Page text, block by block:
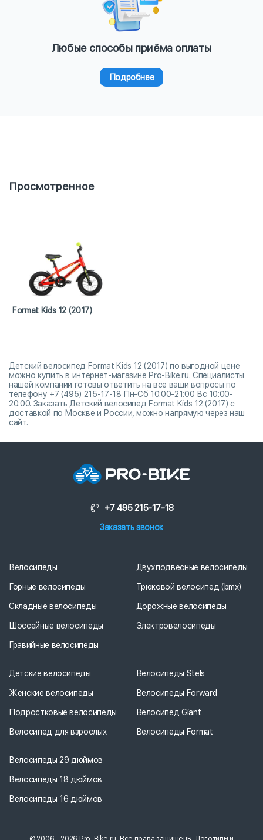
Любые способы приёма оплаты
Подробнее
Просмотренное
Format Kids 12 (2017)
Детский велосипед Format Kids 12 (2017) по выгодной цене
можно купить в интернет-магазине Pro-Bike.ru. Специалисты
нашей компании готовы ответить на все ваши вопросы по
телефону +7 (495) 215-17-18 Пн-Сб 10:00-21:00 Вс 10:00-
20:00. Заказать Детский велосипед Format Kids 12 (2017) с
доставкой по Москве и России, можно напрямую через наш
сайт.
+7 495 215-17-18
Заказать звонок
Велосипеды
Горные велосипеды
Складные велосипеды
Шоссейные велосипеды
Гравийные велосипеды
Двухподвесные велосипеды
Трюковой велосипед (bmx)
Дорожные велосипеды
Электровелосипеды
Детские велосипеды
Женские велосипеды
Подростковые велосипеды
Велосипед для взрослых
Велосипеды Stels
Велосипеды Forward
Велосипед Giant
Велосипеды Format
Велосипеды 29 дюймов
Велосипеды 18 дюймов
Велосипеды 16 дюймов